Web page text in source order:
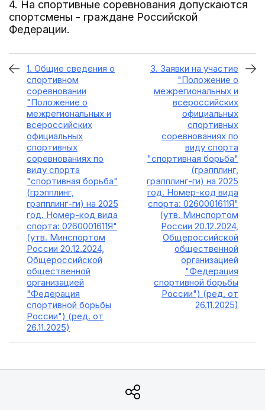
4. На спортивные соревнования допускаются
спортсмены - граждане Российской
Федерации.
1. Общие сведения о
спортивном
соревновании
"Положение о
межрегиональных и
всероссийских
официальных
спортивных
соревнованиях по
виду спорта
"спортивная борьба"
(грэпплинг,
грэпплинг-ги) на 2025
год. Номер-код вида
спорта: 0260001611Я"
(утв. Минспортом
России 20.12.2024,
Общероссийской
общественной
организацией
"Федерация
спортивной борьбы
России") (ред. от
26.11.2025)
3. Заявки на участие
"Положение о
межрегиональных и
всероссийских
официальных
спортивных
соревнованиях по
виду спорта
"спортивная борьба"
(грэпплинг,
грэпплинг-ги) на 2025
год. Номер-код вида
спорта: 0260001611Я"
(утв. Минспортом
России 20.12.2024,
Общероссийской
общественной
организацией
"Федерация
спортивной борьбы
России") (ред. от
26.11.2025)